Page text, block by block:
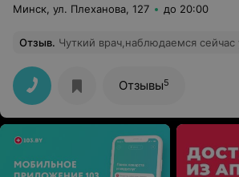
Минск, ул. Плеханова, 127 до 20:00
Отзыв. Чуткий врач,наблюдаемся сейчас
Отзывы5